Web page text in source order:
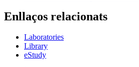
Enllaços relacionats
Laboratories
Library
eStudy